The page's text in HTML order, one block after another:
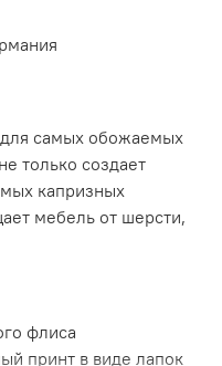
для самых обожаемых
только создает
капризных
мебель от шерсти,
флиса
принт в виде лапок